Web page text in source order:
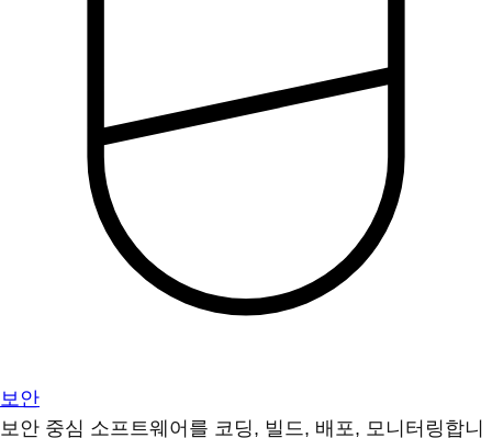
보안
보안 중심 소프트웨어를 코딩, 빌드, 배포, 모니터링합니